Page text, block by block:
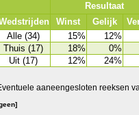
Resultaat
Winst Gelijk
Alle (34)
15%
12%
Thuis (17)
18%
0%
Uit (17)
12% 24%
aaneengesloten reeksen